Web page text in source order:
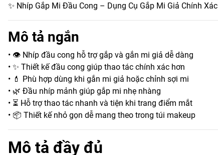
✨ Nhíp Gắp Mi Đầu Cong – Dụng Cụ Gắp Mi Giả Chính Xác
Mô tả ngắn
• 👁️ Nhíp đầu cong hỗ trợ gắp và gắn mi giả dễ dàng
• ✨ Thiết kế đầu cong giúp thao tác chính xác hơn
• 💄 Phù hợp dùng khi gắn mi giả hoặc chỉnh sợi mi
• 🌿 Đầu nhíp mảnh giúp gắp mi nhẹ nhàng
• ⏳ Hỗ trợ thao tác nhanh và tiện khi trang điểm mắt
• 📦 Thiết kế nhỏ gọn dễ mang theo trong túi makeup
Mô tả đầy đủ